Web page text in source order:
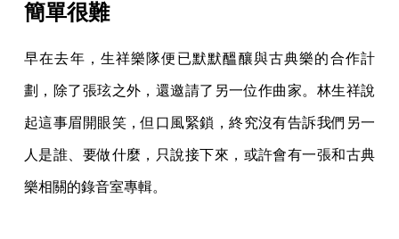
簡單很難
早在去年，生祥樂隊便已默默醞釀與古典樂的合作計
劃，除了張玹之外，還邀請了另一位作曲家。林生祥說
起這事眉開眼笑，但口風緊鎖，終究沒有告訴我們另一
人是誰、要做什麼，只說接下來，或許會有一張和古典
樂相關的錄音室專輯。